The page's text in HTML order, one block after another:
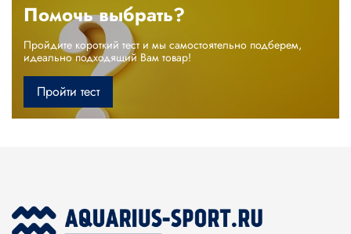
Помочь выбрать?
Пройдите короткий тест и мы самостоятельно подберем,
идеально подходящий Вам товар!
Пройти тест